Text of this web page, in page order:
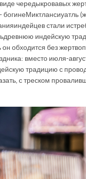
череды кровавых
Миктлансиуатль
индейцев стали
древнюю индейскую
обходится без
вместо июля-
традицию с
с треском